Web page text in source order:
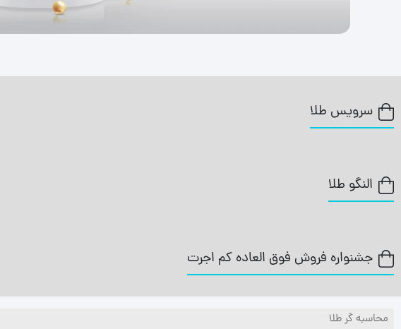
سرویس طلا
النگو طلا
جشنواره فروش فوق العاده کم اجرت
محاسبه گر طلا